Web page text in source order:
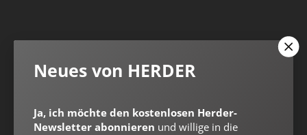
Nach oben
Neues von HERDER
Ja, ich möchte den kostenlosen Herder-
Newsletter abonnieren und willige in die